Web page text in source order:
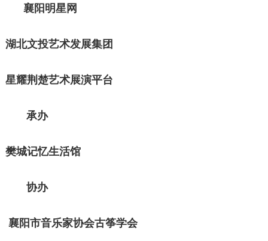
襄阳明星网
湖北文投艺术发展集团
星耀荆楚艺术展演平台
承办
樊城记忆生活馆
协办
襄阳市音乐家协会古筝学会